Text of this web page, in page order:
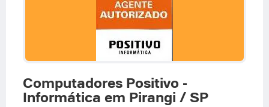
Computadores Positivo -
Informática em Pirangi / SP